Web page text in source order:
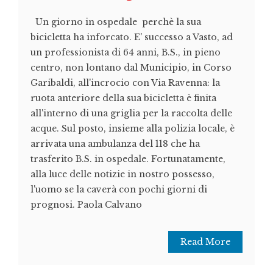
Un giorno in ospedale perchè la sua
bicicletta ha inforcato. E' successo a Vasto, ad
un professionista di 64 anni, B.S., in pieno
centro, non lontano dal Municipio, in Corso
Garibaldi, all'incrocio con Via Ravenna: la
ruota anteriore della sua bicicletta è finita
all'interno di una griglia per la raccolta delle
acque. Sul posto, insieme alla polizia locale, è
arrivata una ambulanza del 118 che ha
trasferito B.S. in ospedale. Fortunatamente,
alla luce delle notizie in nostro possesso,
l'uomo se la caverà con pochi giorni di
prognosi. Paola Calvano
Read More